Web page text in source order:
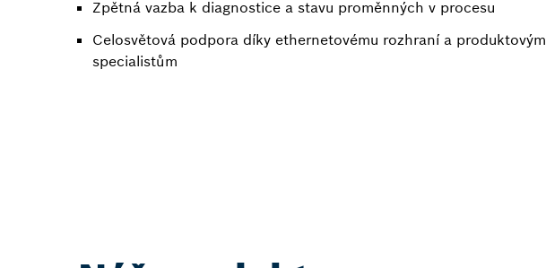
Zpětná vazba k diagnostice a stavu proměnných v procesu
Celosvětová podpora díky ethernetovému rozhraní a produktovým
specialistům